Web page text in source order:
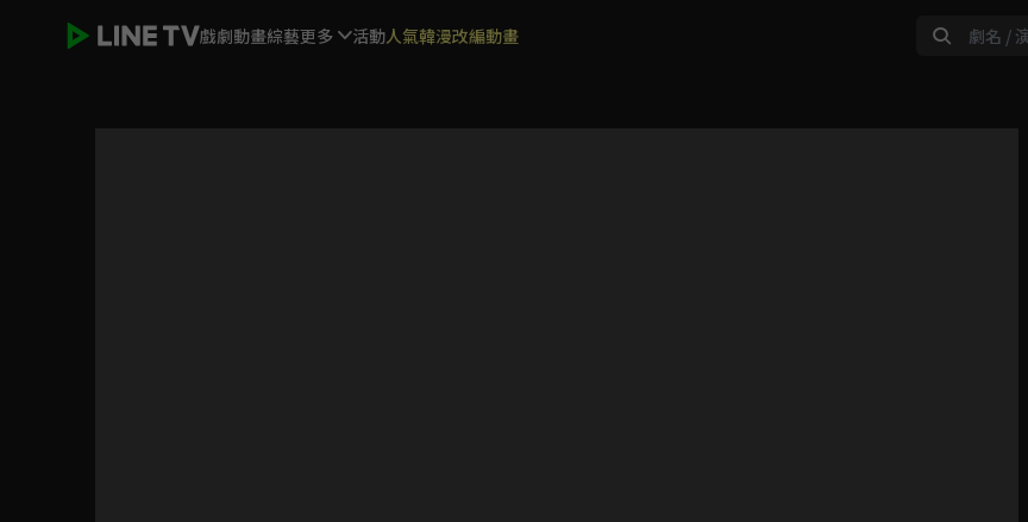
戲劇動畫綜藝更多 活動人氣韓漫改編動畫